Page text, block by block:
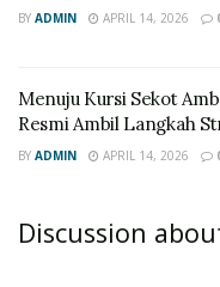
BY ADMIN APRIL 14, 2026
Menuju Kursi Sekot
Resmi Ambil Langkah
BY ADMIN APRIL 14, 2026
Discussion